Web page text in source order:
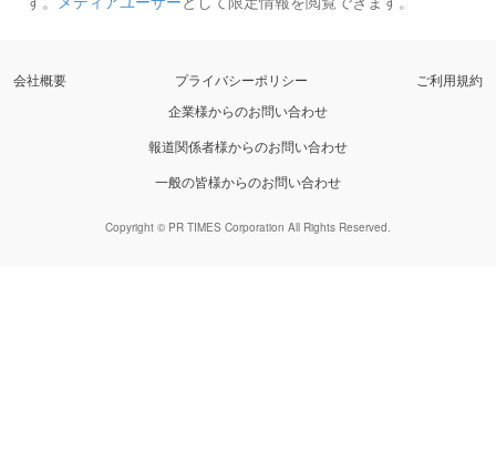
会社概要 プライバシーポリシー
ご利用規約
企業様からのお問い合わせ
報道関係者様からのお問い合わせ
一般の皆様からのお問い合わせ
Copyright © PR TIMES Corporation All Rights Reserved.